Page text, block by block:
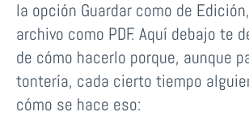
la opción Guardar como de
archivo como PDF. Aquí debajo te
de cómo hacerlo porque, aunque
tontería, cada cierto tiempo
cómo se hace eso: